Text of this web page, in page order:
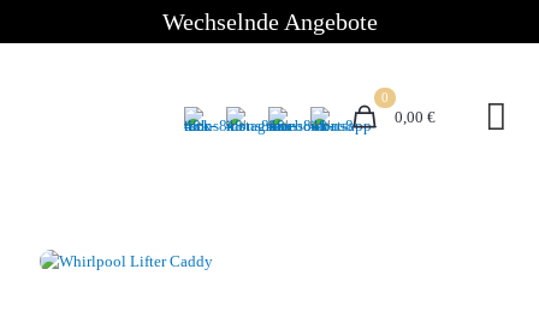
Wechselnde Angebote
0
0,00 €